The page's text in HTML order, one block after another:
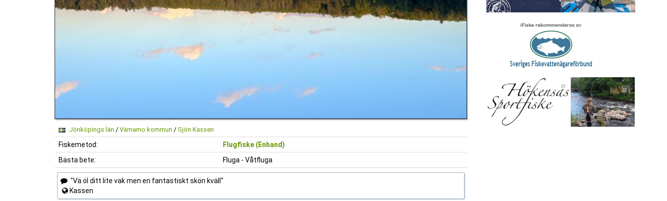
Jönköpings län / Värnamo kommun / Sjön Kassen
Fiskemetod:
Flugfiske (Enhand)
Bästa bete:
Fluga - Våtfluga
"Vä öl ditt lite vak men en fantastiskt skön kväll"
Kassen